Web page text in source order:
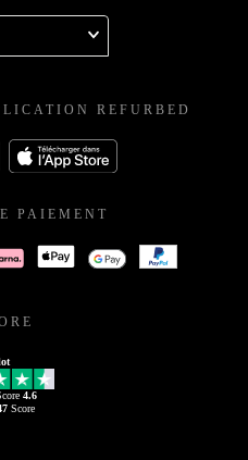
REFURBED
PAIEMENT
4.6
Score